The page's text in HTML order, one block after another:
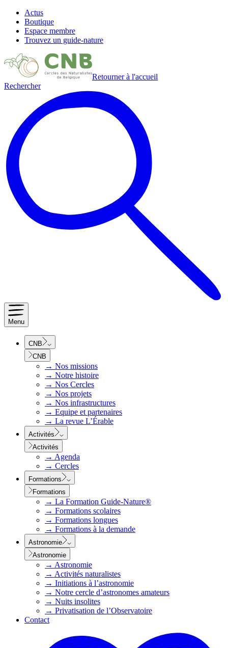
Actus
Boutique
Espace membre
Trouvez un guide-nature
Retourner à l'accueil
Rechercher
Menu
CNB
CNB
→ Nos missions
→ Notre histoire
→ Nos Cercles
→ Nos projets
→ Nos infrastructures
→ Equipe et partenaires
→ La revue L’Érable
Activités
Activités
→ Agenda
→ Cercles
Formations
Formations
→ La Formation Guide-Nature®
→ Formations scolaires
→ Formations longues
→ Formations à la demande
Astronomie
Astronomie
→ Astronomie
→ Activités naturalistes
→ Initiations à l’astronomie
→ Notre cercle d’astronomes amateurs
→ Nuits insolites
→ Privatisation de l’Observatoire
Contact